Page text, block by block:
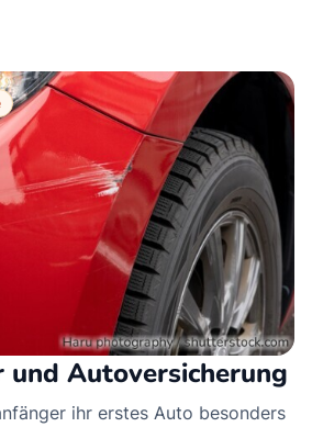
und Autoversicherung
ihr erstes Auto besonders